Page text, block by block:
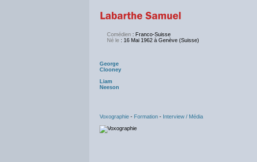
Comédien : Franco-Suisse
Né le : 16 Mai 1962 à Genève (Suisse)
George
Clooney
Liam
Neeson
Voxographie - Formation - Interview / Média